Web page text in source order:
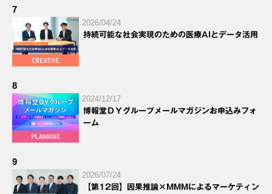
7
2026/04/24
持続可能な社会実現のための医療AIとデータ活用
8
2024/12/17
博報堂ＤＹグループメールマガジンお申込みフォ
ーム
9
2026/07/24
【第12回】因果推論×MMMによるマーケティン